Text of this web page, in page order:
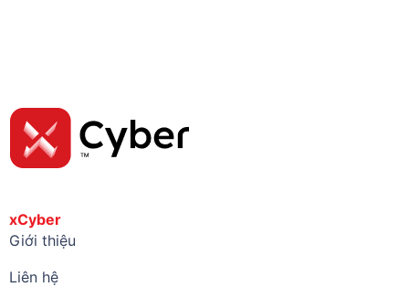
xCyber
Giới thiệu
Liên hệ